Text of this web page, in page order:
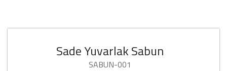
Sade Yuvarlak Sabun
SABUN-001